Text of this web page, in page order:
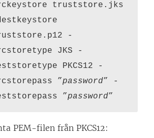
truststore.jks
-
JKS -
PKCS12 -
”password” -
”password”
PEM-filen från PKCS12: